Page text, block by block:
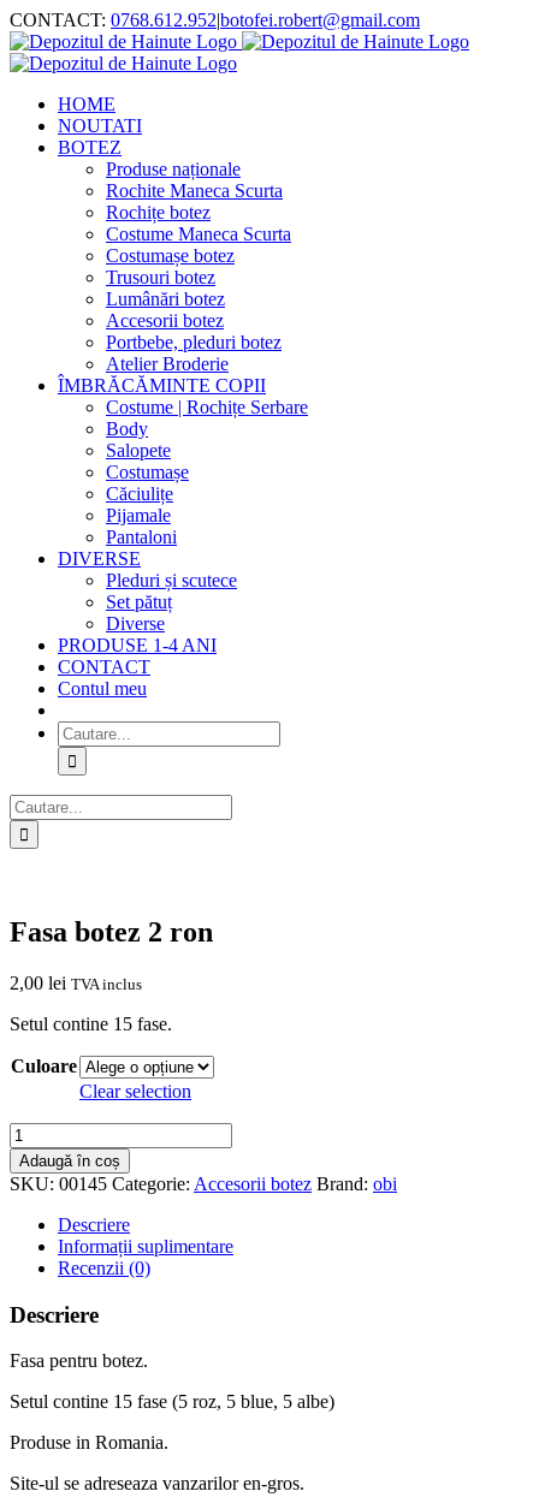
Skip
to
content
CONTACT: 0768.612.952|botofei.robert@gmail.com
HOME
NOUTATI
BOTEZ
Produse naționale
Rochite Maneca Scurta
Rochițe botez
Costume Maneca Scurta
Costumașe botez
Trusouri botez
Lumânări botez
Accesorii botez
Portbebe, pleduri botez
Atelier Broderie
ÎMBRĂCĂMINTE COPII
Costume | Rochițe Serbare
Body
Salopete
Costumașe
Căciulițe
Pijamale
Pantaloni
DIVERSE
Pleduri și scutece
Set pătuț
Diverse
PRODUSE 1-4 ANI
CONTACT
Contul meu
Cautare...
Cautare...
Fasa botez 2 ron
2,00 lei TVA inclus
Setul contine 15 fase.
Culoare
Clear selection
Cantitate
Fasa
botez
2
Adaugă în coș
SKU: 00145 Categorie: Accesorii botez Brand: obi
Descriere
Informații suplimentare
Recenzii (0)
Descriere
Fasa pentru botez.
Setul contine 15 fase (5 roz, 5 blue, 5 albe)
Produse in Romania.
Site-ul se adreseaza vanzarilor en-gros.